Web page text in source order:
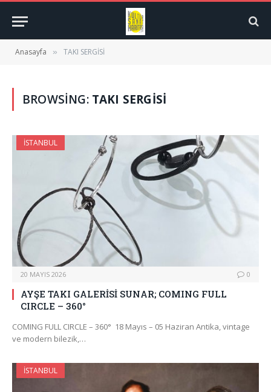
Anasayfa » TAKI SERGİSİ
BROWSING: TAKI SERGİSİ
İSTANBUL
20 MAYIS 2026 0
AYŞE TAKI GALERİSİ SUNAR; COMING FULL
CIRCLE – 360°
COMING FULL CIRCLE – 360° 18 Mayıs – 05 Haziran Antika, vintage
ve modern bilezik,…
İSTANBUL